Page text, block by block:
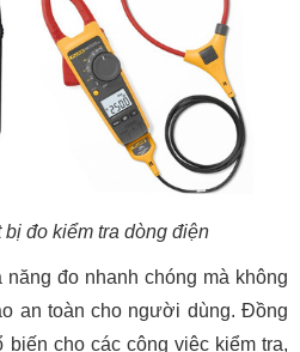
đo kiểm tra dòng điện
đo nhanh chóng mà không
an toàn cho người dùng. Đồng
biến cho các công việc kiểm tra,